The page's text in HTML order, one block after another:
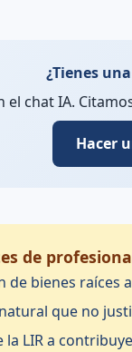
¿Tienes
el chat IA.
Hacer
de
de bienes raíces
que no
la LIR a